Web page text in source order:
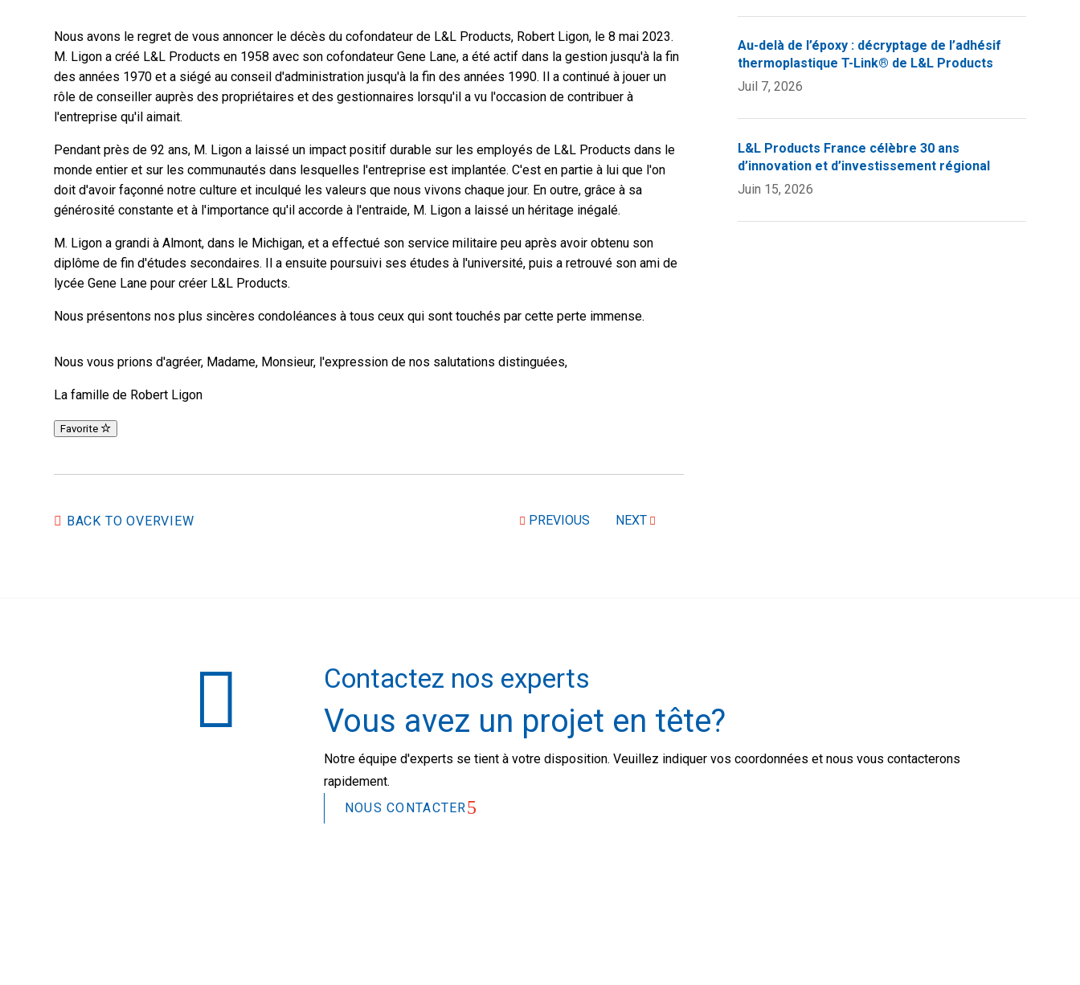
Nous avons le regret de vous annoncer le décès du cofondateur de L&L Products, Robert Ligon, le 8 mai 2023.
M. Ligon a créé L&L Products en 1958 avec son cofondateur Gene Lane, a été actif dans la gestion jusqu'à la fin
des années 1970 et a siégé au conseil d'administration jusqu'à la fin des années 1990. Il a continué à jouer un
rôle de conseiller auprès des propriétaires et des gestionnaires lorsqu'il a vu l'occasion de contribuer à
l'entreprise qu'il aimait.
Pendant près de 92 ans, M. Ligon a laissé un impact positif durable sur les employés de L&L Products dans le
monde entier et sur les communautés dans lesquelles l'entreprise est implantée. C'est en partie à lui que l'on
doit d'avoir façonné notre culture et inculqué les valeurs que nous vivons chaque jour. En outre, grâce à sa
générosité constante et à l'importance qu'il accorde à l'entraide, M. Ligon a laissé un héritage inégalé.
M. Ligon a grandi à Almont, dans le Michigan, et a effectué son service militaire peu après avoir obtenu son
diplôme de fin d'études secondaires. Il a ensuite poursuivi ses études à l'université, puis a retrouvé son ami de
lycée Gene Lane pour créer L&L Products.
Nous présentons nos plus sincères condoléances à tous ceux qui sont touchés par cette perte immense.
Nous vous prions d'agréer, Madame, Monsieur, l'expression de nos salutations distinguées,
La famille de Robert Ligon
Favorite
BACK TO OVERVIEW PREVIOUS NEXT
Au-delà de l’époxy : décryptage de l’adhésif
thermoplastique T-Link® de L&L Products
Juil 7, 2026
L&L Products France célèbre 30 ans
d’innovation et d’investissement régional
Juin 15, 2026
Contactez nos experts
Vous avez un projet en tête?
Notre équipe d'experts se tient à votre disposition. Veuillez indiquer vos coordonnées et nous vous contacterons
rapidement.
NOUS CONTACTER